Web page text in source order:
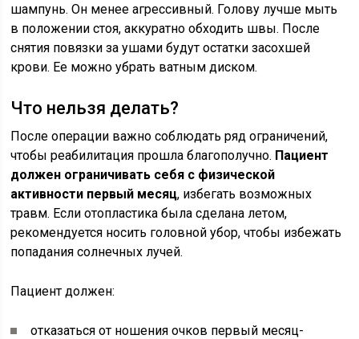
шампунь. Он менее агрессивный. Голову лучше мыть
в положении стоя, аккуратно обходить швы. После
снятия повязки за ушами будут остатки засохшей
крови. Ее можно убрать ватным диском.
Что нельзя делать?
После операции важно соблюдать ряд ограничений,
чтобы реабилитация прошла благополучно. Пациент
должен ограничивать себя с физической
активности первый месяц, избегать возможных
травм. Если отопластика была сделана летом,
рекомендуется носить головной убор, чтобы избежать
попадания солнечных лучей.
Пациент должен:
отказаться от ношения очков первый месяц-